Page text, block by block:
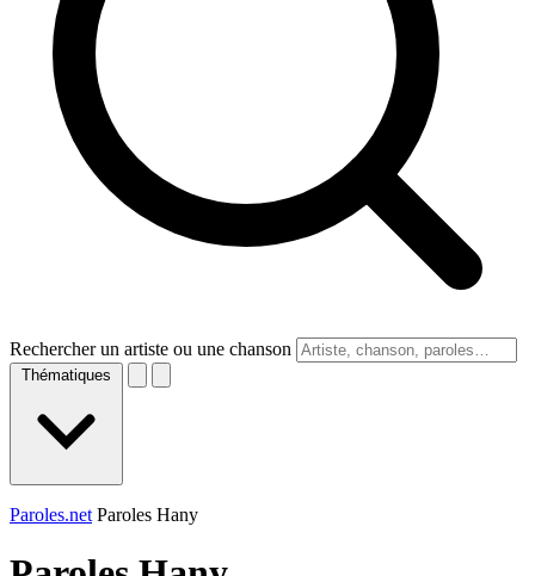
Rechercher un artiste ou une chanson
Thématiques
Paroles.net Paroles Hany